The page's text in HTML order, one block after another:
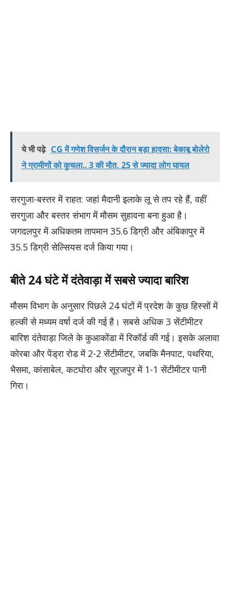
ये भी पढ़े CG में गणेश विसर्जन के दौरान बड़ा हादसा: बेकाबू बोलेरो
ने ग्रामीणों को कुचला.. 3 की मौत, 25 से ज्यादा लोग घायल
सरगुजा-बस्तर में राहत: जहां मैदानी इलाके लू से तप रहे हैं, वहीं
सरगुजा और बस्तर संभाग में मौसम सुहावना बना हुआ है।
जगदलपुर में अधिकतम तापमान 35.6 डिग्री और अंबिकापुर में
35.5 डिग्री सेल्सियस दर्ज किया गया।
बीते 24 घंटे में दंतेवाड़ा में सबसे ज्यादा बारिश
मौसम विभाग के अनुसार पिछले 24 घंटों में प्रदेश के कुछ हिस्सों में
हल्की से मध्यम वर्षा दर्ज की गई है। सबसे अधिक 3 सेंटीमीटर
बारिश दंतेवाड़ा जिले के कुआकोंडा में रिकॉर्ड की गई। इसके अलावा
कोरबा और पेंड्रा रोड में 2-2 सेंटीमीटर, जबकि मैनपाट, पथरिया,
भैसमा, कांसाबेल, कटघोरा और सूरजपुर में 1-1 सेंटीमीटर पानी
गिरा।